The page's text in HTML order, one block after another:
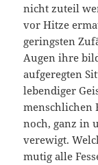
nicht zuteil
vor Hitze
geringsten
Augen ihre
aufgeregten
lebendiger
menschlichen
noch, ganz in
verewigt.
mutig alle